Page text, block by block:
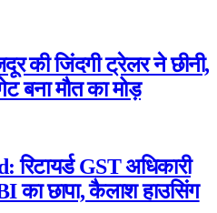
की जिंदगी ट्रेलर ने छीनी,
बना मौत का मोड़
GST अधिकारी
का छापा, कैलाश हाउसिंग